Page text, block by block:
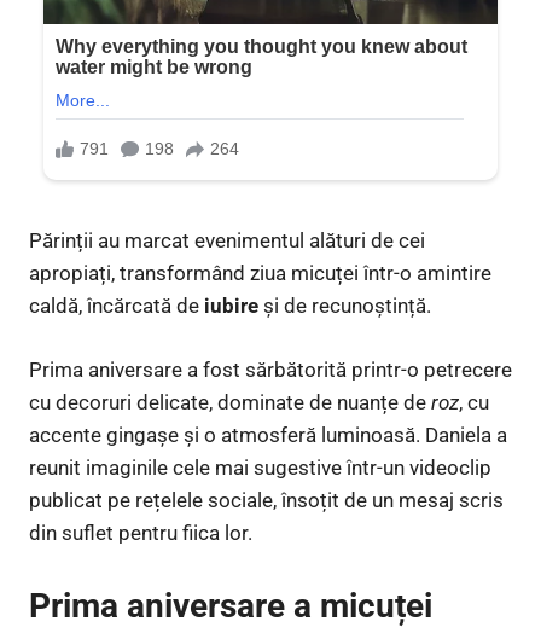
Părinții au marcat evenimentul alături de cei
apropiați, transformând ziua micuței într-o amintire
caldă, încărcată de iubire și de recunoștință.
Prima aniversare a fost sărbătorită printr-o petrecere
cu decoruri delicate, dominate de nuanțe de roz, cu
accente gingașe și o atmosferă luminoasă. Daniela a
reunit imaginile cele mai sugestive într-un videoclip
publicat pe rețelele sociale, însoțit de un mesaj scris
din suflet pentru fiica lor.
Prima aniversare a micuței